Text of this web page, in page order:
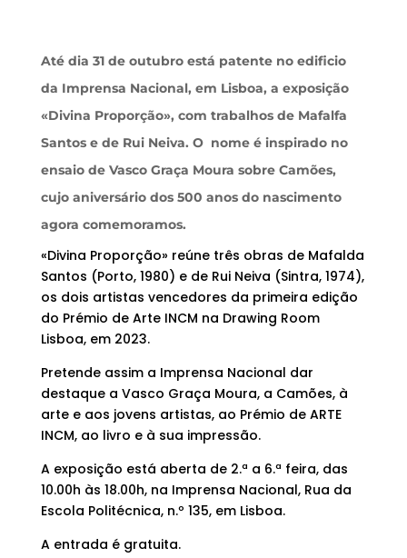
Até dia 31 de outubro está patente no edificio
da Imprensa Nacional, em Lisboa, a exposição
«Divina Proporção», com trabalhos de Mafalfa
Santos e de Rui Neiva. O nome é inspirado no
ensaio de Vasco Graça Moura sobre Camões,
cujo aniversário dos 500 anos do nascimento
agora comemoramos.
«Divina Proporção» reúne três obras de Mafalda
Santos (Porto, 1980) e de Rui Neiva (Sintra, 1974),
os dois artistas vencedores da primeira edição
do Prémio de Arte INCM na Drawing Room
Lisboa, em 2023.
Pretende assim a Imprensa Nacional dar
destaque a Vasco Graça Moura, a Camões, à
arte e aos jovens artistas, ao Prémio de ARTE
INCM, ao livro e à sua impressão.
A exposição está aberta de 2.ª a 6.ª feira, das
10.00h às 18.00h, na Imprensa Nacional, Rua da
Escola Politécnica, n.º 135, em Lisboa.
A entrada é gratuita.